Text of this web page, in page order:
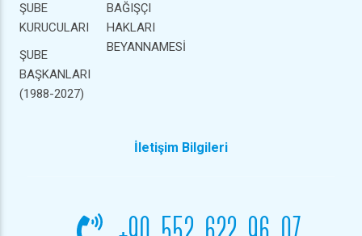
ŞUBE
KURUCULARI
ŞUBE
BAŞKANLARI
(1988-2027)
BAĞIŞÇI
HAKLARI
BEYANNAMESİ
İletişim Bilgileri